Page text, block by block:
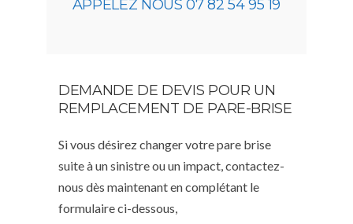
APPELEZ NOUS 07 82 54 95 19
DEMANDE DE DEVIS POUR UN
REMPLACEMENT DE PARE-BRISE
Si vous désirez changer votre pare brise
suite à un sinistre ou un impact, contactez-
nous dès maintenant en complétant le
formulaire ci-dessous,